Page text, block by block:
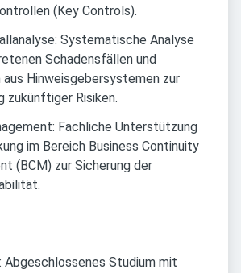
(Key Controls).
Systematische Analyse
Schadensfällen und
aus Hinweisgebersystemen zur
zukünftiger Risiken.
Fachliche Unterstützung
im Bereich Business Continuity
(BCM) zur Sicherung der
Abgeschlossenes Studium mit